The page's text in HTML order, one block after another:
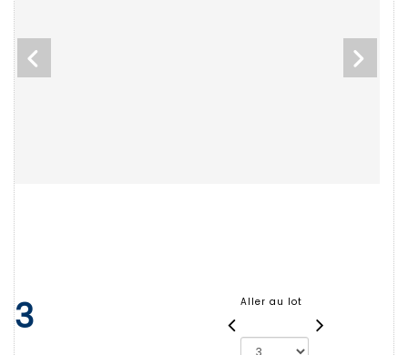
3 Aller au lot